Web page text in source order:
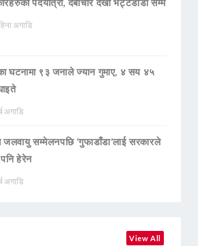
अगाडि
घटनामा ९३ जनाले ज्यान गुमाए, ४ सय ४५
अगाडि
सम्मेलनपछि ‘गुफाडाँडा’लाई सरकारले
हेरेन
अगाडि
View All